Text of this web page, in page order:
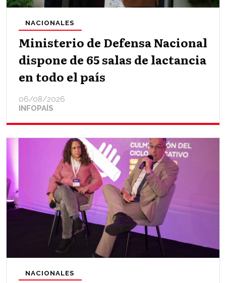
Ministerio de Defensa Nacional
dispone de 65 salas de lactancia
en todo el país
INFOPAÍS
NACIONALES
06/08/2026
NACIONALES